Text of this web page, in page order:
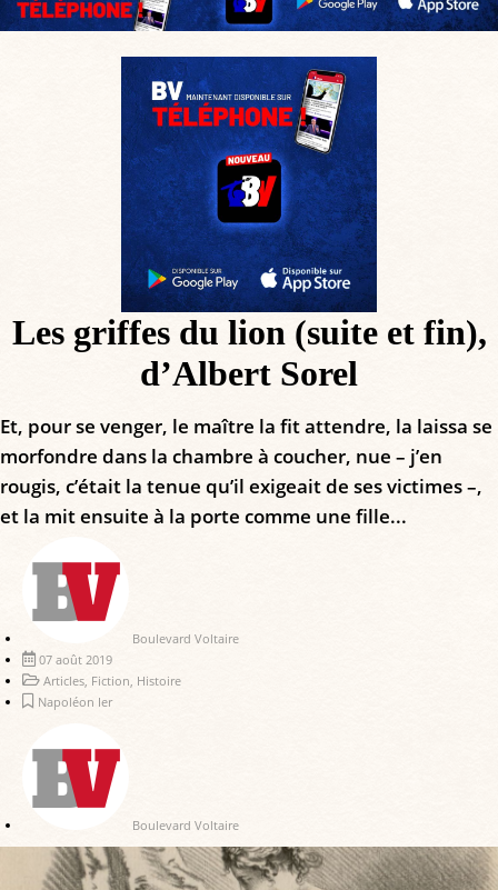
Les griffes du lion (suite et fin),
d’Albert Sorel
Et, pour se venger, le maître la fit attendre, la laissa se
morfondre dans la chambre à coucher, nue – j’en
rougis, c’était la tenue qu’il exigeait de ses victimes –,
et la mit ensuite à la porte comme une fille...
Boulevard Voltaire
07 août 2019
Articles, Fiction, Histoire
Napoléon Ier
Boulevard Voltaire